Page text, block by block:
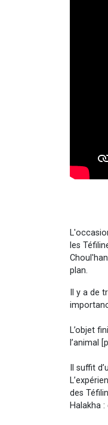
les
plan.
Il y a de
L’objet
l’animal
Il suffit
des
Halakha